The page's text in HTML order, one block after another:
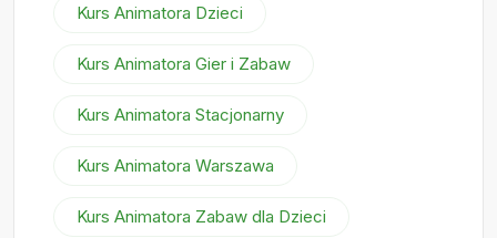
Kurs Animatora Dzieci
Kurs Animatora Gier i Zabaw
Kurs Animatora Stacjonarny
Kurs Animatora Warszawa
Kurs Animatora Zabaw dla Dzieci